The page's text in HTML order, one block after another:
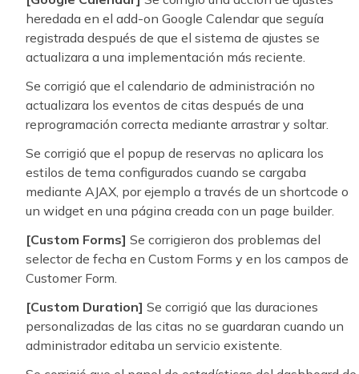
heredada en el add-on Google Calendar que seguía
registrada después de que el sistema de ajustes se
actualizara a una implementación más reciente.
Se corrigió que el calendario de administración no
actualizara los eventos de citas después de una
reprogramación correcta mediante arrastrar y soltar.
Se corrigió que el popup de reservas no aplicara los
estilos de tema configurados cuando se cargaba
mediante AJAX, por ejemplo a través de un shortcode o
un widget en una página creada con un page builder.
[Custom Forms] Se corrigieron dos problemas del
selector de fecha en Custom Forms y en los campos de
Customer Form.
[Custom Duration] Se corrigió que las duraciones
personalizadas de las citas no se guardaran cuando un
administrador editaba un servicio existente.